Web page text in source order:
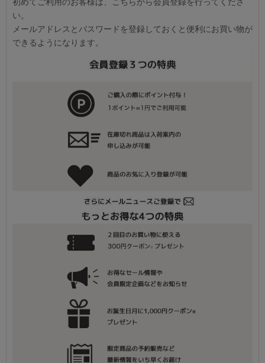
い。
メールアドレスとパスワードを登録しておくと便利にお買い物が
できるようになります。